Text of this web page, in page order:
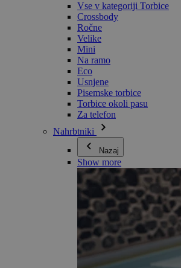
Vse v kategoriji Torbice
Crossbody
Ročne
Velike
Mini
Na ramo
Eco
Usnjene
Pisemske torbice
Torbice okoli pasu
Za telefon
Nahrbtniki
Nazaj
Show more